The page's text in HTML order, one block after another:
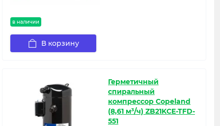
в наличии
В корзину
Герметичный
спиральный
компрессор Copeland
(8,61 м³/ч) ZB21KCE-TFD-
551